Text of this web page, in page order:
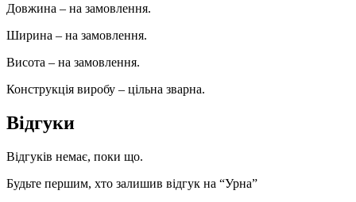
Довжина – на замовлення.
Ширина – на замовлення.
Висота – на замовлення.
Конструкція виробу – цільна зварна.
Відгуки
Відгуків немає, поки що.
Будьте першим, хто залишив відгук на “Урна”